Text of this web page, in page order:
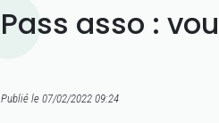
Pass asso :
Publié le 07/02/2022 09:24